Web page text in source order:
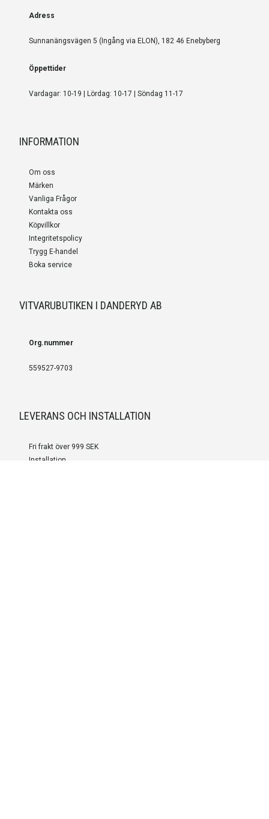
Adress
Sunnanängsvägen 5 (Ingång via ELON), 182 46 Enebyberg
Öppettider
Vardagar: 10-19 | Lördag: 10-17 | Söndag 11-17
INFORMATION
Om oss
Märken
Vanliga Frågor
Kontakta oss
Köpvillkor
Integritetspolicy
Trygg E-handel
Boka service
VITVARUBUTIKEN I DANDERYD AB
Org.nummer
559527-9703
LEVERANS OCH INSTALLATION
Fri frakt över 999 SEK
Installation